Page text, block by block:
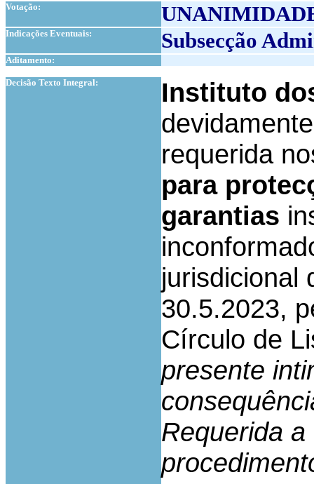
Votação:
Indicações Eventuais: Subsecção
Aditamento:
Decisão Texto Integral:
Instituto
requerida
para
garantias
jurisdicional
30.5.2023,
Círculo de
presente
Requerida